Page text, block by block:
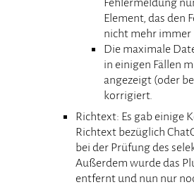
Element, das den
nicht mehr immer
Die maximale
in einigen Fällen
angezeigt (oder
korrigiert.
Richtext: Es gab einige
Richtext bezüglich
bei der Prüfung des
Außerdem wurde das
entfernt und nun nur